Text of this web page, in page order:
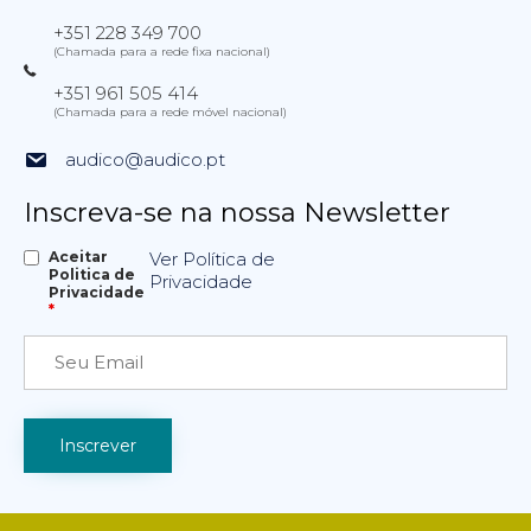
+351 228 349 700
(Chamada para a rede fixa nacional)
+351 961 505 414
(Chamada para a rede móvel nacional)
audico@audico.pt
Inscreva-se na nossa Newsletter
Aceitar
Politica de
Privacidade
*
Ver Política de
Privacidade